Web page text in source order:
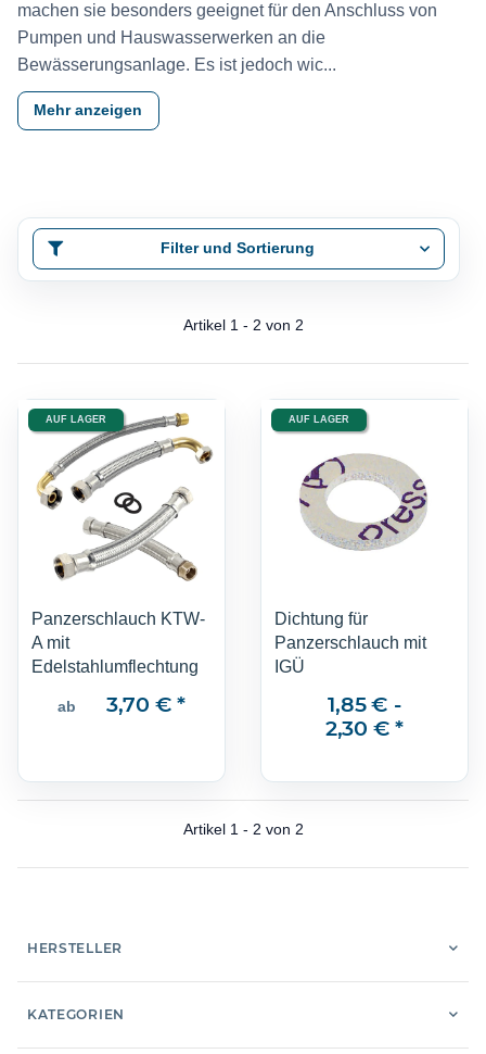
machen sie besonders geeignet für den Anschluss von
Pumpen und Hauswasserwerken an die
Bewässerungsanlage. Es ist jedoch wic...
Mehr anzeigen
Filter und Sortierung
Artikel 1 - 2 von 2
AUF LAGER
Panzerschlauch KTW-
A mit
Edelstahlumflechtung
ab 3,70 €*
AUF LAGER
Dichtung für
Panzerschlauch mit
IGÜ
1,85 € -
2,30 €*
Artikel 1 - 2 von 2
HERSTELLER
KATEGORIEN